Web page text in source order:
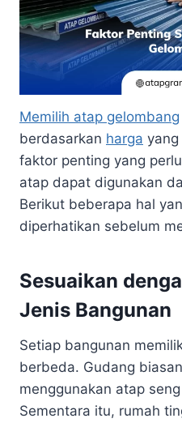
Memilih atap gelombang
berdasarkan harga
faktor penting yang
atap dapat digunakan
Berikut beberapa hal
diperhatikan sebelum
Sesuaikan
Jenis Bangunan
Setiap bangunan
berbeda. Gudang
menggunakan atap
Sementara itu, rumah